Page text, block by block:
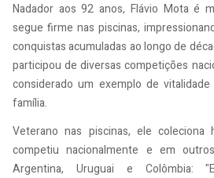
Nadador aos 92 anos, Flávio Mota é
segue firme nas piscinas,
conquistas acumuladas ao longo de
participou de diversas competições
considerado um exemplo de
família.
Veterano nas piscinas, ele coleciona
competiu nacionalmente e em
Argentina, Uruguai e Colômbia: